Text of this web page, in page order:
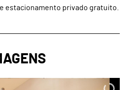
estacionamento privado gratuito.